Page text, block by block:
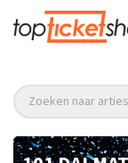
Zoeken naar